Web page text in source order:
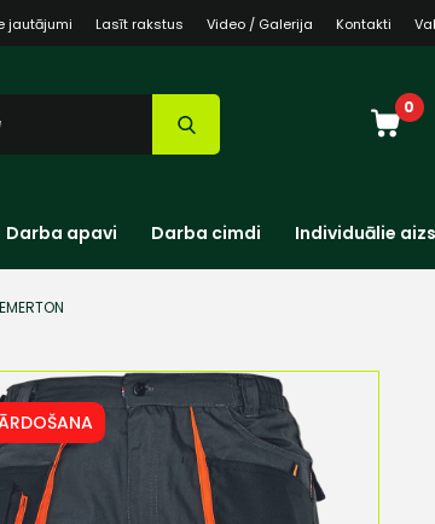
jautājumi Lasīt rakstus Video / Galerija Kontakti
0
Darba apavi Darba cimdi Individuālie